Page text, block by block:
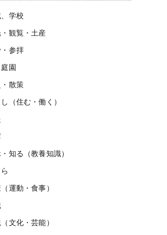
学校
観覧・土産
参拝
園
・散策
（住む・働く）
知る（教養知識）
運動・食事）
文化・芸能）